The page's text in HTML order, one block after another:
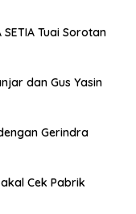
Tuai Sorotan
dan Gus Yasin
Gerindra
Cek Pabrik